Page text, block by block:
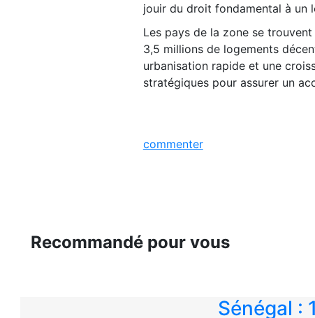
jouir du droit fondamental à un
Les pays de la zone se
3,5 millions de logements
urbanisation rapide et une
stratégiques pour assurer un
commenter
Recommandé pour vous
Sénégal :